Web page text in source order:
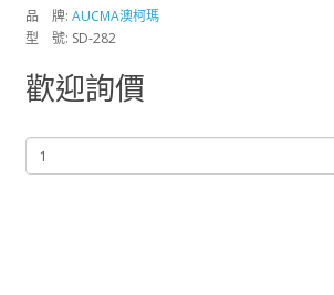
品 牌: AUCMA澳柯瑪
型 號: SD-282
歡迎詢價